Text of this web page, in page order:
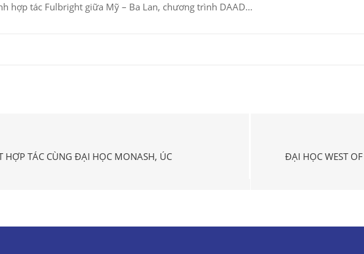
hợp tác Fulbright giữa Mỹ – Ba Lan, chương trình DAAD…
HỢP TÁC CÙNG ĐẠI HỌC MONASH, ÚC
ĐẠI HỌC WEST